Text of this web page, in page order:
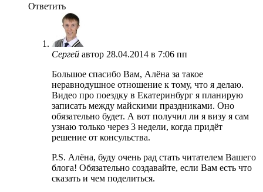
Ответить
Сергей автор 28.04.2014 в 7:06 пп
Большое спасибо Вам, Алёна за такое
неравнодушное отношение к тому, что я делаю.
Видео про поездку в Екатеринбург я планирую
записать между майскими праздниками. Оно
обязательно будет. А вот получил ли я визу я сам
узнаю только через 3 недели, когда придёт
решение от консульства.
P.S. Алёна, буду очень рад стать читателем Вашего
блога! Обязательно создавайте, если Вам есть что
сказать и чем поделиться.